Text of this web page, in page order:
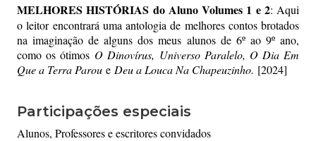
MELHORES HISTÓRIAS do Aluno Volumes 1 e 2: Aqui
o leitor encontrará uma antologia de melhores contos brotados
na imaginação de alguns dos meus alunos de 6º ao 9º ano,
como os ótimos O Dinovírus, Universo Paralelo, O Dia Em
Que a Terra Parou e Deu a Louca Na Chapeuzinho. [2024]
Participações especiais
Alunos, Professores e escritores convidados